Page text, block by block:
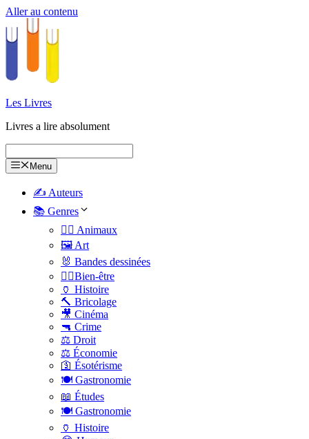
Aller au contenu
Les Livres
Livres a lire absolument
Menu
✍️ Auteurs
📚 Genres
🐕‍🦺 Animaux
🖼️ Art
🐰 Bandes dessinées
🧑‍⚕️Bien-être
🏺 Histoire
🔨 Bricolage
🎥 Cinéma
🔫 Crime
⚖️ Droit
⚖️ Économie
🛐 Ésotérisme
🍽️ Gastronomie
📖 Études
🍽️ Gastronomie
🏺 Histoire